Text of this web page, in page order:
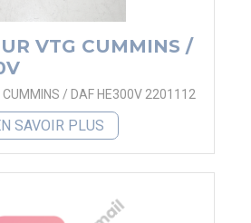
VTG CUMMINS /
ACTIONNEUR VTG CUMMINS / DAF HE300V 2201112
SAVOIR PLUS